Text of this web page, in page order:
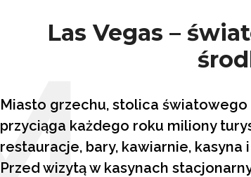
Las Vegas –
Miasto grzechu, stolica
przyciąga każdego roku miliony
restauracje, bary, kawiarnie,
Przed wizytą w kasynach